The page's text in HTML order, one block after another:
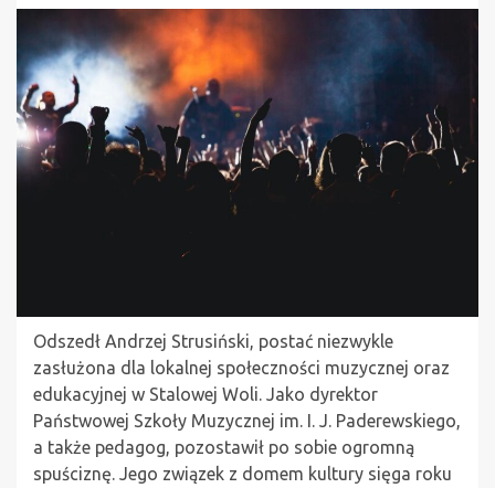
Odszedł Andrzej Strusiński, postać niezwykle
zasłużona dla lokalnej społeczności muzycznej oraz
edukacyjnej w Stalowej Woli. Jako dyrektor
Państwowej Szkoły Muzycznej im. I. J. Paderewskiego,
a także pedagog, pozostawił po sobie ogromną
spuściznę. Jego związek z domem kultury sięga roku